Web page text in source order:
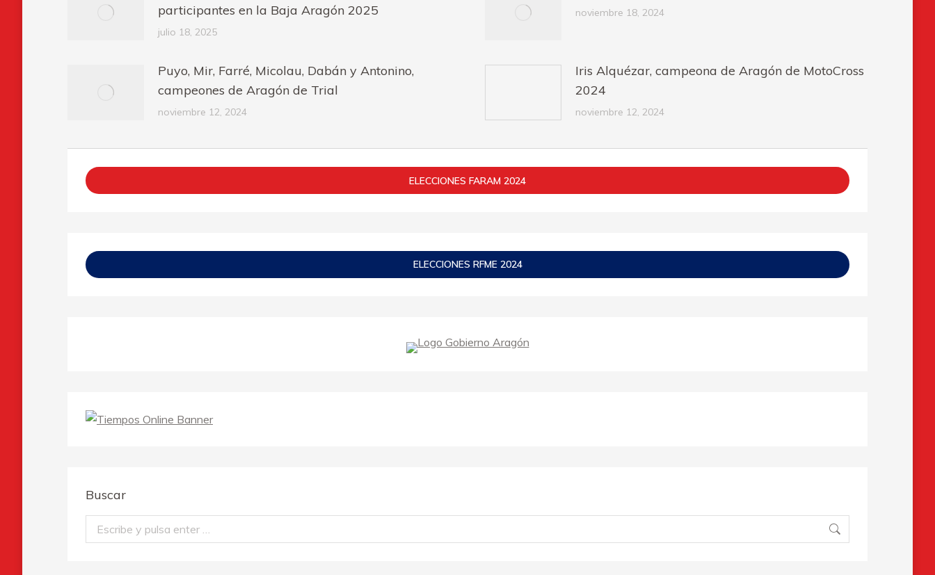
participantes en la Baja Aragón 2025
julio 18, 2025
noviembre 18, 2024
Puyo, Mir, Farré, Micolau, Dabán y Antonino,
campeones de Aragón de Trial
noviembre 12, 2024
Iris Alquézar, campeona de Aragón de MotoCross
2024
noviembre 12, 2024
ELECCIONES FARAM 2024
ELECCIONES RFME 2024
Buscar
Buscar: